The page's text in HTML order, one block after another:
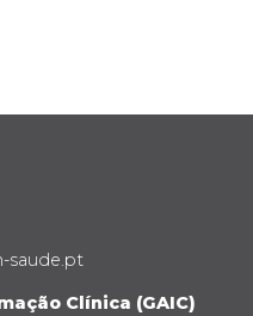
saude.pt
Clínica (GAIC)